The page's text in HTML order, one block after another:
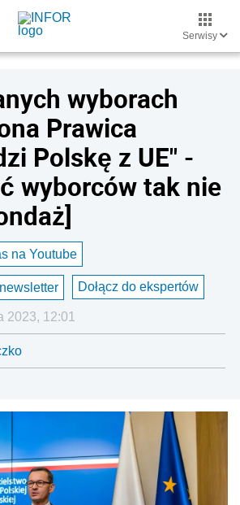
Serwisy
wyborach
Prawica
Polskę z UE" -
wyborców tak nie
na Youtube
Dołącz do ekspertów
2023, 12:01